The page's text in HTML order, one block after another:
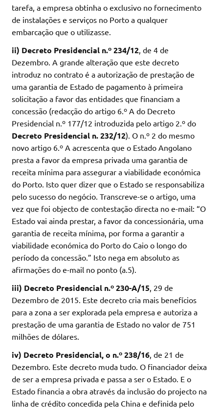
tarefa, a empresa obtinha o exclusivo no fornecimento
de instalações e serviços no Porto a qualquer
embarcação que o utilizasse.
ii) Decreto Presidencial n.º 234/12 , de 4 de
Dezembro. A grande alteração que este decreto
introduz no contrato é a autorização de prestação de
uma garantia de Estado de pagamento à primeira
solicitação a favor das entidades que financiam a
concessão (redacção do artigo 6.º A do Decreto
Presidencial n.º 177/12 introduzida pelo artigo 2.º do
Decreto Presidencial n. 232/12). O n.º 2 do mesmo
novo artigo 6.º A acrescenta que o Estado Angolano
presta a favor da empresa privada uma garantia de
receita mínima para assegurar a viabilidade económica
do Porto. Isto quer dizer que o Estado se responsabiliza
pelo sucesso do negócio. Transcreve-se o artigo, uma
vez que foi objecto de contestação directa no e-mail: “O
Estado vai ainda prestar, a favor da concessionária, uma
garantia de receita mínima, por forma a garantir a
viabilidade económica do Porto do Caio o longo do
período da concessão.” Isto nega em absoluto as
afirmações do e-mail no ponto (a.5).
iii) Decreto Presidencial n.º 230-A/15 , 29 de
Dezembro de 2015. Este decreto cria mais benefícios
para a zona a ser explorada pela empresa e autoriza a
prestação de uma garantia de Estado no valor de 751
milhões de dólares.
iv) Decreto Presidencial, o n.º 238/16 , de 21 de
Dezembro. Este decreto muda tudo. O financiador deixa
de ser a empresa privada e passa a ser o Estado. E o
Estado financia a obra através da inclusão do projecto na
linha de crédito concedida pela China e definida pelo